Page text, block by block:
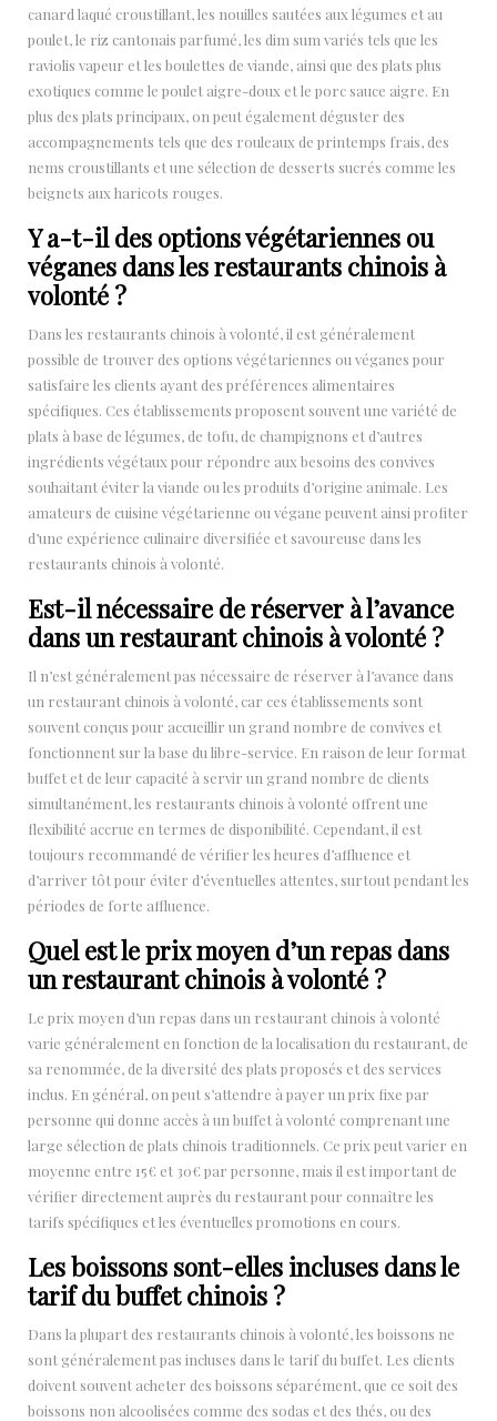
canard laqué croustillant, les nouilles sautées aux légumes et au
poulet, le riz cantonais parfumé, les dim sum variés tels que les
raviolis vapeur et les boulettes de viande, ainsi que des plats plus
exotiques comme le poulet aigre-doux et le porc sauce aigre. En
plus des plats principaux, on peut également déguster des
accompagnements tels que des rouleaux de printemps frais, des
nems croustillants et une sélection de desserts sucrés comme les
beignets aux haricots rouges.
Y a-t-il des options végétariennes ou
véganes dans les restaurants chinois à
volonté ?
Dans les restaurants chinois à volonté, il est généralement
possible de trouver des options végétariennes ou véganes pour
satisfaire les clients ayant des préférences alimentaires
spécifiques. Ces établissements proposent souvent une variété de
plats à base de légumes, de tofu, de champignons et d’autres
ingrédients végétaux pour répondre aux besoins des convives
souhaitant éviter la viande ou les produits d’origine animale. Les
amateurs de cuisine végétarienne ou végane peuvent ainsi profiter
d’une expérience culinaire diversifiée et savoureuse dans les
restaurants chinois à volonté.
Est-il nécessaire de réserver à l’avance
dans un restaurant chinois à volonté ?
Il n’est généralement pas nécessaire de réserver à l’avance dans
un restaurant chinois à volonté, car ces établissements sont
souvent conçus pour accueillir un grand nombre de convives et
fonctionnent sur la base du libre-service. En raison de leur format
buffet et de leur capacité à servir un grand nombre de clients
simultanément, les restaurants chinois à volonté offrent une
flexibilité accrue en termes de disponibilité. Cependant, il est
toujours recommandé de vérifier les heures d’affluence et
d’arriver tôt pour éviter d’éventuelles attentes, surtout pendant les
périodes de forte affluence.
Quel est le prix moyen d’un repas dans
un restaurant chinois à volonté ?
Le prix moyen d’un repas dans un restaurant chinois à volonté
varie généralement en fonction de la localisation du restaurant, de
sa renommée, de la diversité des plats proposés et des services
inclus. En général, on peut s’attendre à payer un prix fixe par
personne qui donne accès à un buffet à volonté comprenant une
large sélection de plats chinois traditionnels. Ce prix peut varier en
moyenne entre 15€ et 30€ par personne, mais il est important de
vérifier directement auprès du restaurant pour connaître les
tarifs spécifiques et les éventuelles promotions en cours.
Les boissons sont-elles incluses dans le
tarif du buffet chinois ?
Dans la plupart des restaurants chinois à volonté, les boissons ne
sont généralement pas incluses dans le tarif du buffet. Les clients
doivent souvent acheter des boissons séparément, que ce soit des
boissons non alcoolisées comme des sodas et des thés, ou des